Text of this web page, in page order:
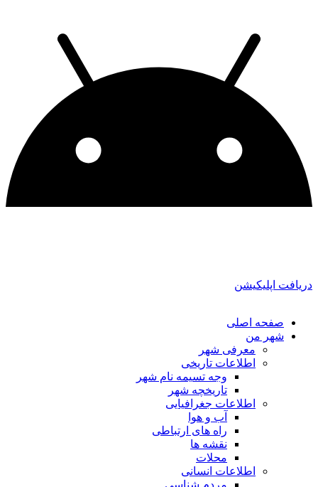
دریافت اپلیکیشن
صفحه اصلی
شهر من
معرفی شهر
اطلاعات تاریخی
وجه تسیمه نام شهر
تاریخچه شهر
اطلاعات جغرافیایی
آب و هوا
راه های ارتباطی
نقشه ها
محلات
اطلاعات انسانی